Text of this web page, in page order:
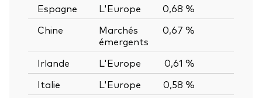
Espagne
L'Europe 0,68 %
Chine
Marchés
émergents
0,67 %
Irlande L'Europe 0,61 %
Italie
L'Europe 0,58 %